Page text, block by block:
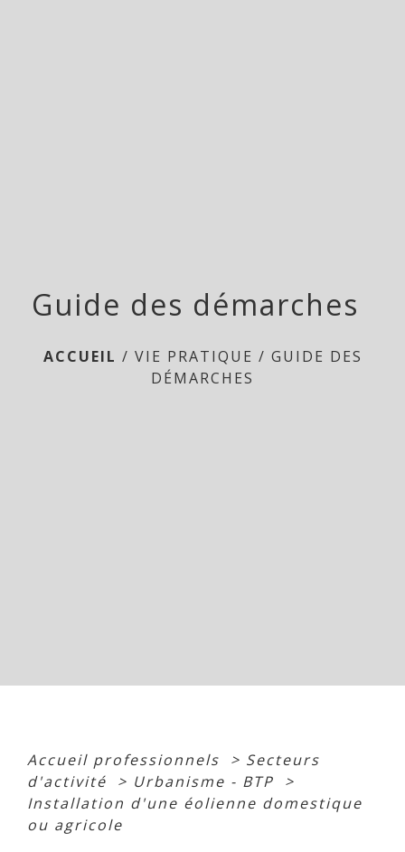
Guide des démarches
ACCUEIL / VIE PRATIQUE / GUIDE DES
DÉMARCHES
Accueil professionnels > Secteurs
d'activité
> Urbanisme - BTP
>
Installation d'une éolienne domestique
ou agricole